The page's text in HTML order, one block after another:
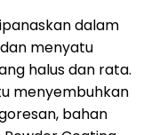
dalam
menyatu
halus dan rata.
menyembuhkan
bahan